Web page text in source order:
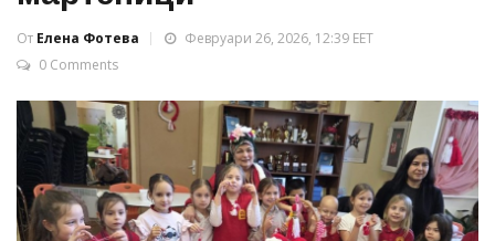
От Елена Фотева
Февруари 26, 2026, 12:39 EET
0 Comments